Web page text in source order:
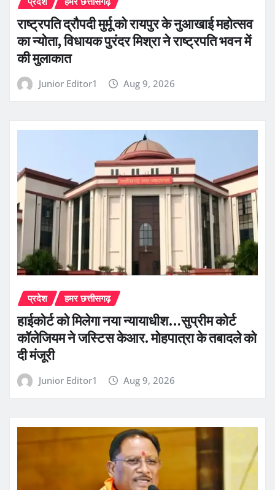
राष्ट्रपति द्रौपदी मुर्मू को रायपुर के नुआखाई महोत्सव
का न्योता, विधायक पुरंदर मिश्रा ने राष्ट्रपति भवन में
की मुलाकात
Junior Editor1 Aug 9, 2026
प्रदेश हमर छत्तीसगढ़
हाईकोर्ट को मिलेगा नया न्यायाधीश…सुप्रीम कोर्ट
कॉलेजियम ने जस्टिस केआर. मोहपात्रा के तबादले को
दी मंजूरी
Junior Editor1 Aug 9, 2026